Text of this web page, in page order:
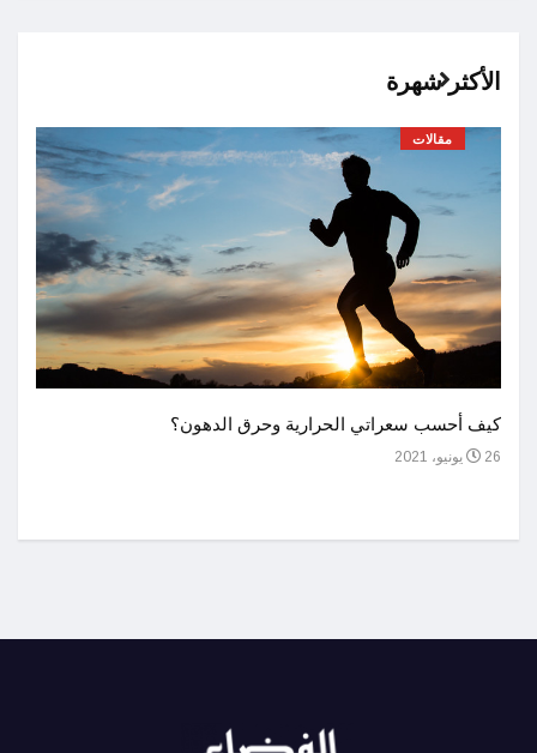
الأكثر شهرة
مقالات
كيف أحسب سعراتي الحرارية وحرق الدهون؟
26 يونيو، 2021